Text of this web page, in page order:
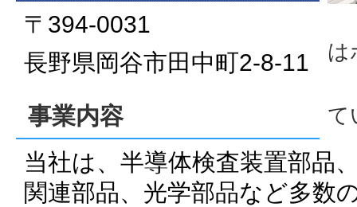
は
て
〒394-0031
長野県岡谷市田中町2-8-11
事業内容
当社は、半導体検査装置部品
関連部品、光学部品など多数